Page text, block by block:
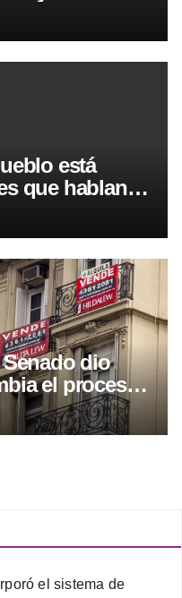
está
que hablan
dio
el proceso
el sistema de